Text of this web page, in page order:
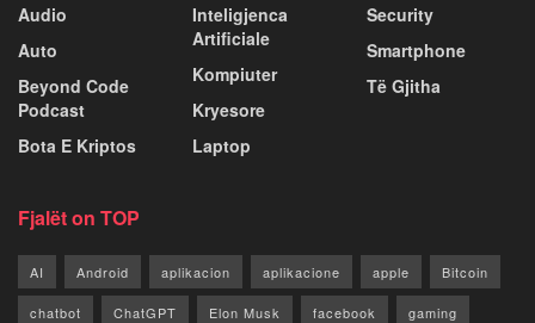
Audio
Auto
Beyond Code
Podcast
Bota E Kriptos
Inteligjenca
Artificiale
Kompiuter
Kryesore
Laptop
Security
Smartphone
Të Gjitha
Fjalët on TOP
AI Android aplikacion aplikacione apple Bitcoin
chatbot ChatGPT Elon Musk facebook gaming